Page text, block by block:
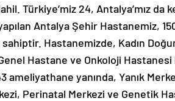
Türkiye’miz 24, Antalya’mız da
Antalya Şehir Hastanemiz,
Hastanemizde, Kadın
Hastane ve Onkoloji
ameliyathane yanında, Yanık
Perinatal Merkezi ve Genetik